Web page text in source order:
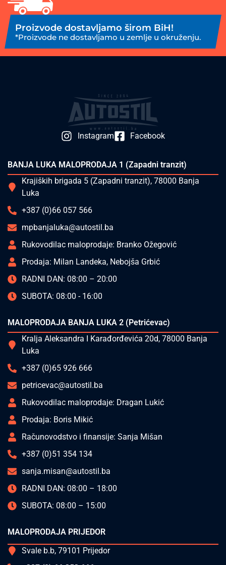
Proizvode dostavljamo širom BiH!
*Proizvode ne dostavljamo u zemlje u okruženju.
Instagram Facebook
BANJA LUKA MALOPRODAJA 1 (Zapadni tranzit)
Krajiških brigada 5 (Zapadni tranzit), 78000 Banja
Luka
+387 (0)66 057 566
mpbanjaluka@autostil.ba
Rukovodilac maloprodaje: Branko Ožegović
Prodaja: Milan Landeka, Nebojša Grbić
RADNI DAN: 08:00 – 20:00
SUBOTA: 08:00 - 16:00
MALOPRODAJA BANJA LUKA 2 (Petrićevac)
Kralja Aleksandra I Karađorđevića 20d, 78000 Banja
Luka
+387 (0)65 926 666
petricevac@autostil.ba
Rukovodilac maloprodaje: Dragan Lukić
Prodaja: Boris Mikić
Računovodstvo i finansije: Sanja Mišan
+387 (0)51 354 134
sanja.misan@autostil.ba
RADNI DAN: 08:00 – 18:00
SUBOTA: 08:00 – 15:00
MALOPRODAJA PRIJEDOR
Svale b.b, 79101 Prijedor